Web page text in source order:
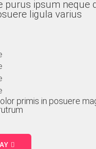
purus ipsum neque
ligula varius
primis in posuere